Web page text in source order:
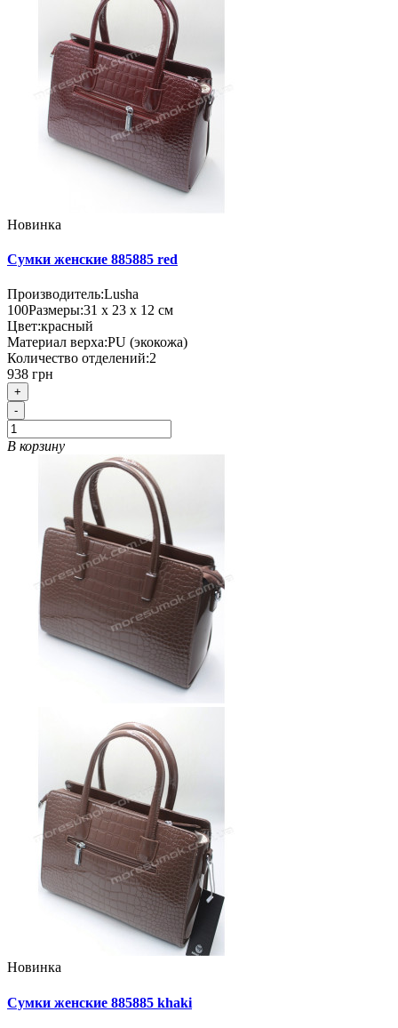
Новинка
Сумки женские 885885 red
Производитель:Lusha
100Размеры:31 х 23 х 12 см
Цвет:красный
Материал верха:PU (экокожа)
Количество отделений:2
938 грн
+
-
В корзину
Новинка
Сумки женские 885885 khaki